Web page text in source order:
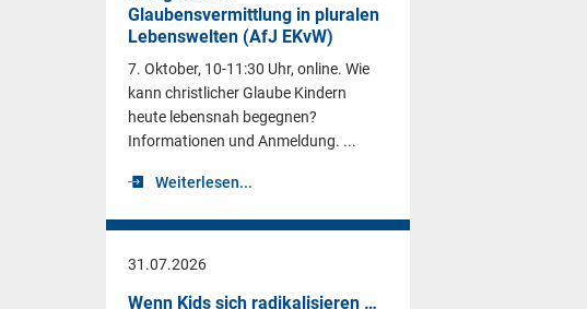
Glaubensvermittlung in pluralen
Lebenswelten (AfJ EKvW)
7. Oktober, 10-11:30 Uhr, online. Wie
kann christlicher Glaube Kindern
heute lebensnah begegnen?
Informationen und Anmeldung. ...
Weiterlesen...
31.07.2026
Wenn Kids sich radikalisieren …